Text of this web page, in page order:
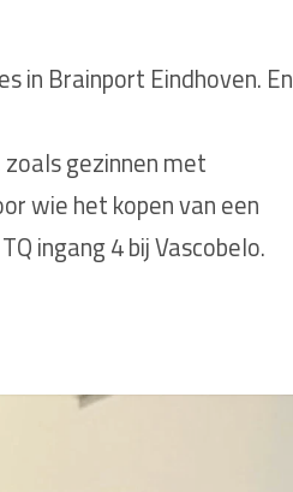
in Brainport Eindhoven. En
zoals gezinnen met
wie het kopen van een
ingang 4 bij Vascobelo.